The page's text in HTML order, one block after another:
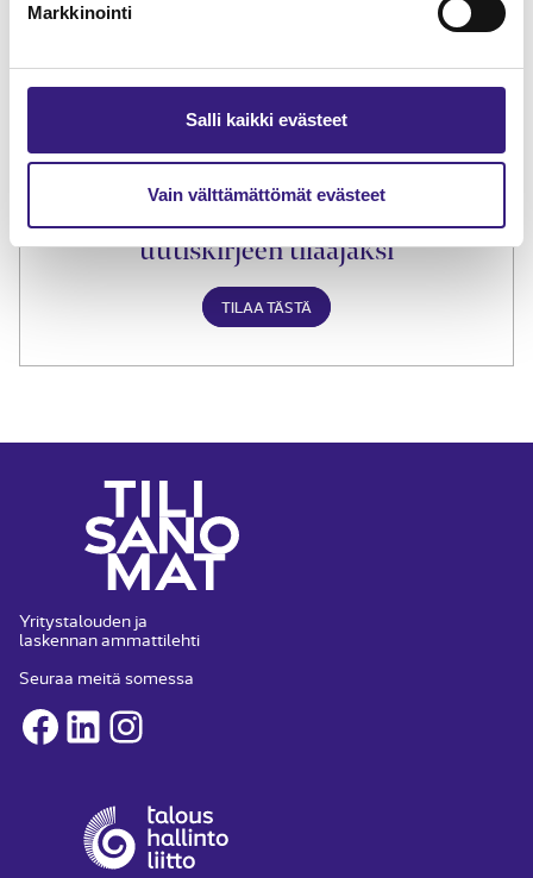
Markkinointi
Salli kaikki evästeet
Vain välttämättömät evästeet
Liity Tilisanomien
uutiskirjeen tilaajaksi
TILAA TÄSTÄ
Yritystalouden ja
laskennan ammattilehti
Seuraa meitä somessa
Facebook
LinkedInInstagram